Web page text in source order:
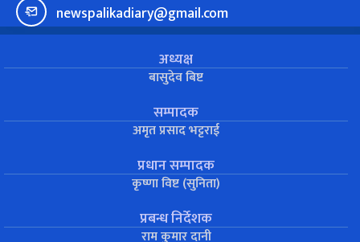
newspalikadiary@gmail.com
अध्यक्ष
बासुदेव बिष्ट
सम्पादक
अमृत प्रसाद भट्टराई
प्रधान सम्पादक
कृष्णा विष्ट (सुनिता)
प्रबन्ध निर्देशक
राम कुमार दानी